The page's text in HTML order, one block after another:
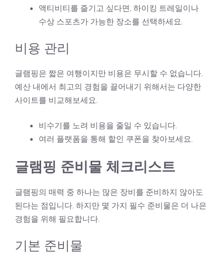
액티비티를 즐기고 싶다면, 하이킹 트레일이나
수상 스포츠가 가능한 장소를 선택하세요.
비용 관리
글램핑은 짧은 여행이지만 비용은 무시할 수 없습니다.
예산 내에서 최고의 경험을 끌어내기 위해서는 다양한
사이트를 비교해보세요.
비수기를 노려 비용을 줄일 수 있습니다.
여러 플랫폼을 통해 할인 쿠폰을 찾아보세요.
글램핑 준비물 체크리스트
글램핑의 매력 중 하나는 많은 장비를 준비하지 않아도
된다는 점입니다. 하지만 몇 가지 필수 준비물은 더 나은
경험을 위해 필요합니다.
기본 준비물